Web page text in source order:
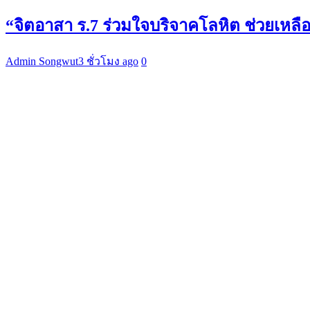
“จิตอาสา ร.7 ร่วมใจบริจาคโลหิต ช่วยเหลื
Admin Songwut3 ชั่วโมง ago 0